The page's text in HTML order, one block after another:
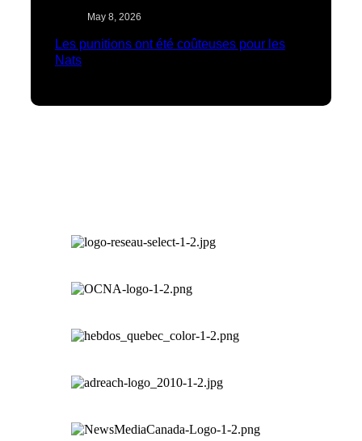
May 8, 2026
Les punitions ont été coûteuses pour les
Nats